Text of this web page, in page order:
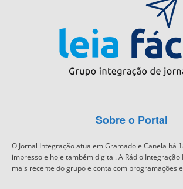
Sobre o Portal
O Jornal Integração atua em Gramado e Canela há
impresso e hoje também digital. A Rádio
mais recente do grupo e conta com programações